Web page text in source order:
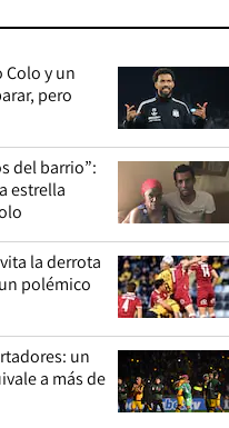
Colo y un
pero
del barrio”:
estrella
la derrota
polémico
un
a más de